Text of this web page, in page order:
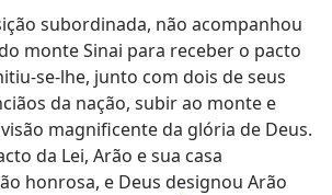
subordinada, não acompanhou
monte Sinai para receber o pacto
se-lhe, junto com dois de seus
da nação, subir ao monte e
magnificente da glória de Deus.
da Lei, Arão e sua casa
honrosa, e Deus designou Arão